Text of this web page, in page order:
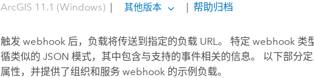
ArcGIS 11.1 (Windows) | 其他版本 | 帮助归档
触发 webhook 后，负载将传送到指定的负载 URL。 特定 webhook 类
循类似的 JSON 模式，其中包含与支持的事件相关的信息。 以下部分
属性，并提供了组织和服务 webhook 的示例负载。